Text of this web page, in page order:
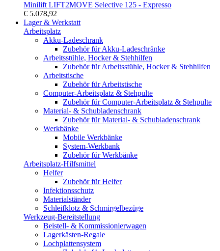
Minilift LIFT2MOVE Selective 125 - Expresso
€ 5.078,92
Lager & Werkstatt
Arbeitsplatz
Akku-Ladeschrank
Zubehör für Akku-Ladeschränke
Arbeitsstühle, Hocker & Stehhilfen
Zubehör für Arbeitsstühle, Hocker & Stehhilfen
Arbeitstische
Zubehör für Arbeitstische
Computer-Arbeitsplatz & Stehpulte
Zubehör für Computer-Arbeitsplatz & Stehpulte
Material- & Schubladenschrank
Zubehör für Material- & Schubladenschrank
Werkbänke
Mobile Werkbänke
System-Werkbank
Zubehör für Werkbänke
Arbeitsplatz-Hilfsmittel
Helfer
Zubehör für Helfer
Infektionsschutz
Materialständer
Schleifklotz & Schmirgelbezüge
Werkzeug-Bereitstellung
Beistell- & Kommissionierwagen
Lagerkästen-Regale
Lochplattensystem